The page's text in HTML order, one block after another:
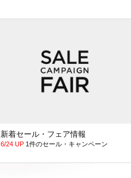
新着セール・フェア情報
6/24 UP 1件のセール・キャンペーン